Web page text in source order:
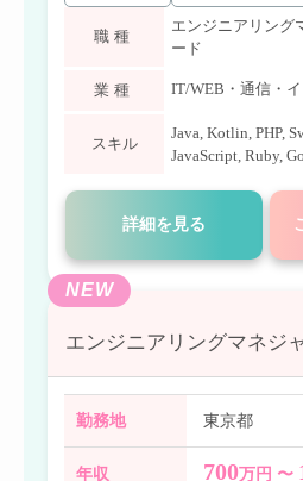
職種
エンジニアリング
ード
業種 IT/WEB・通信・
スキル
Java, Kotlin, PHP,
JavaScript, Ruby,
詳細を見る
NEW
エンジニアリングマネジ
勤務地 東京都
年収 700万円 〜